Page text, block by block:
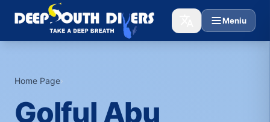
Meniu
Home Page›
Golful Abu